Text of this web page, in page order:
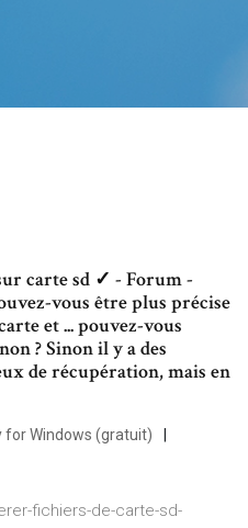
carte sd ✓ - Forum -
vous être plus précise
et ... pouvez-vous
? Sinon il y a des
de récupération, mais en
for Windows (gratuit)
fichiers-de-carte-sd-